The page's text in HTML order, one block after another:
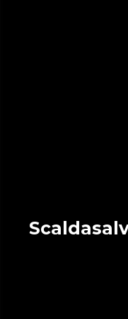
Scaldasalviette elettrico da